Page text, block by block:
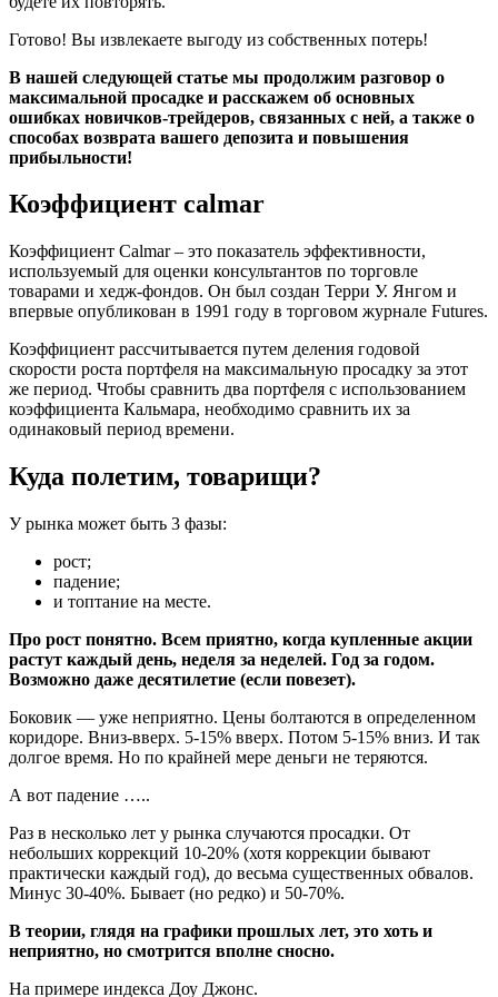
Готово! Вы извлекаете выгоду из собственных потерь!
В нашей следующей статье мы продолжим разговор о
максимальной просадке и расскажем об основных
ошибках новичков-трейдеров, связанных с ней, а также о
способах возврата вашего депозита и повышения
прибыльности!
Коэффициент calmar
Коэффициент Calmar – это показатель эффективности,
используемый для оценки консультантов по торговле
товарами и хедж-фондов. Он был создан Терри У. Янгом и
впервые опубликован в 1991 году в торговом журнале Futures.
Коэффициент рассчитывается путем деления годовой
скорости роста портфеля на максимальную просадку за этот
же период. Чтобы сравнить два портфеля с использованием
коэффициента Кальмара, необходимо сравнить их за
одинаковый период времени.
Куда полетим, товарищи?
У рынка может быть 3 фазы:
рост;
падение;
и топтание на месте.
Про рост понятно. Всем приятно, когда купленные акции
растут каждый день, неделя за неделей. Год за годом.
Возможно даже десятилетие (если повезет).
Боковик — уже неприятно. Цены болтаются в определенном
коридоре. Вниз-вверх. 5-15% вверх. Потом 5-15% вниз. И так
долгое время. Но по крайней мере деньги не теряются.
А вот падение …..
Раз в несколько лет у рынка случаются просадки. От
небольших коррекций 10-20% (хотя коррекции бывают
практически каждый год), до весьма существенных обвалов.
Минус 30-40%. Бывает (но редко) и 50-70%.
В теории, глядя на графики прошлых лет, это хоть и
неприятно, но смотрится вполне сносно.
На примере индекса Доу Джонс.